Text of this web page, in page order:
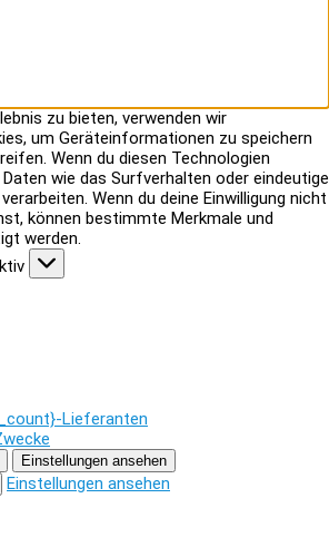
zu bieten, verwenden wir
um Geräteinformationen zu speichern
Wenn du diesen Technologien
wie das Surfverhalten oder eindeutige
Wenn du deine Einwilligung nicht
können bestimmte Merkmale und
werden.
Lieferanten
Einstellungen ansehen
Einstellungen ansehen